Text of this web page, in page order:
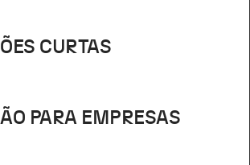
CURTAS
PARA EMPRESAS